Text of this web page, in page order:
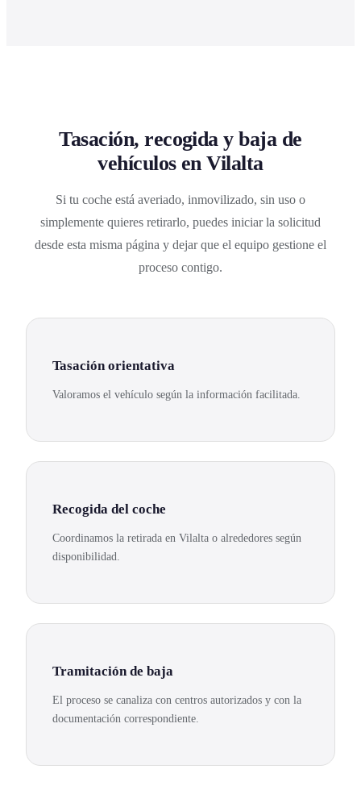
Tasación, recogida y baja de
vehículos en Vilalta
Si tu coche está averiado, inmovilizado, sin uso o
simplemente quieres retirarlo, puedes iniciar la solicitud
desde esta misma página y dejar que el equipo gestione el
proceso contigo.
Tasación orientativa
Valoramos el vehículo según la información facilitada.
Recogida del coche
Coordinamos la retirada en Vilalta o alrededores según
disponibilidad.
Tramitación de baja
El proceso se canaliza con centros autorizados y con la
documentación correspondiente.